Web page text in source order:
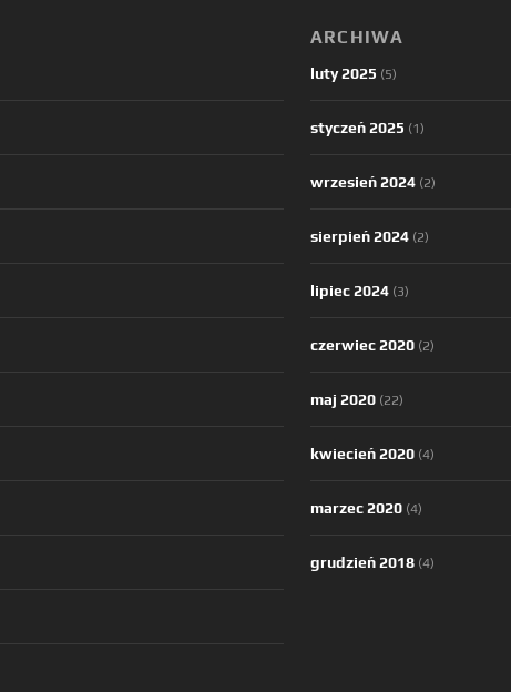
ARCHIWA
luty 2025 (5)
styczeń 2025 (1)
wrzesień 2024 (2)
sierpień 2024 (2)
lipiec 2024 (3)
czerwiec 2020 (2)
maj 2020 (22)
kwiecień 2020 (4)
marzec 2020 (4)
grudzień 2018 (4)